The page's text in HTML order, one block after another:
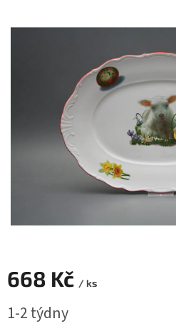
je
668 Kč / ks
cena:
1-2 týdny